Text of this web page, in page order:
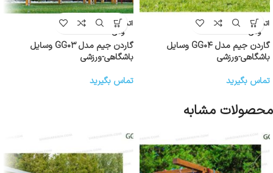
اتمام موج
ودی
گاردن جیم مدل GG۰۴ وسایل
باشگاهی-ورزشی
تماس بگیرید
اتمام موج
ودی
گاردن جیم مدل GG۰۳ وسایل
باشگاهی-ورزشی
تماس بگیرید
محصولات مشابه